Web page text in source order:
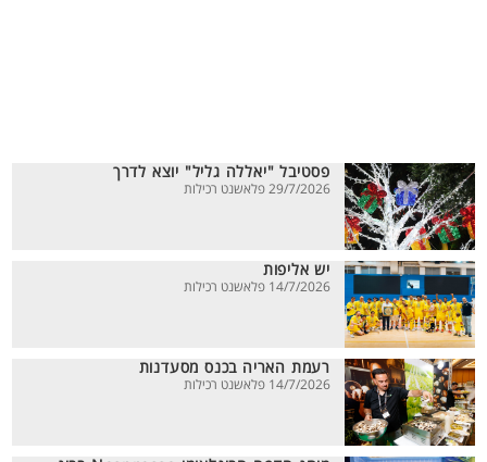
פסטיבל "יאללה גליל" יוצא לדרך
29/7/2026 פלאשנט רכילות
יש אליפות
14/7/2026 פלאשנט רכילות
רעמת האריה בכנס מסעדנות
14/7/2026 פלאשנט רכילות